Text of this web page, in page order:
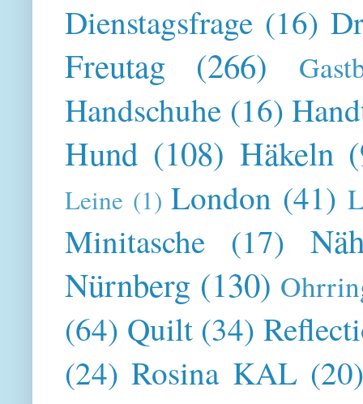
Dienstagsfrage (16)
Freutag (266)
Handschuhe (16)
Hund (108) Häkeln
Leine (1) London (41)
Minitasche (17)
Nürnberg (130)
(64) Quilt (34)
(24) Rosina KAL